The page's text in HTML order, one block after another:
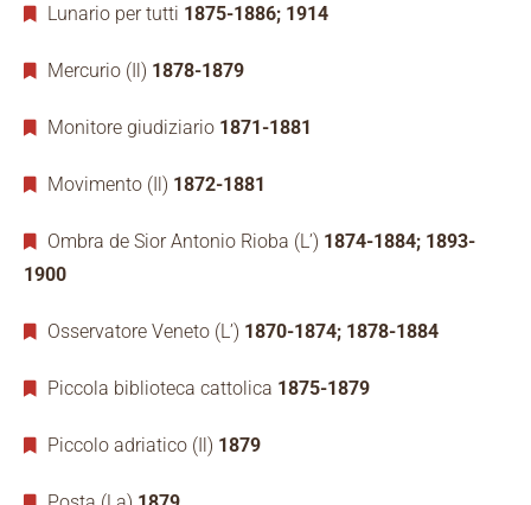
Lunario per tutti 1875-1886; 1914
Mercurio (Il) 1878-1879
Monitore giudiziario 1871-1881
Movimento (Il) 1872-1881
Ombra de Sior Antonio Rioba (L’) 1874-1884; 1893-
1900
Osservatore Veneto (L’) 1870-1874; 1878-1884
Piccola biblioteca cattolica 1875-1879
Piccolo adriatico (Il) 1879